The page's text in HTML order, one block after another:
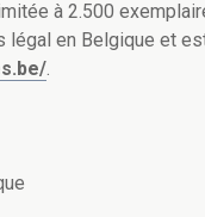
à 2.500
légal en Belgique et
.